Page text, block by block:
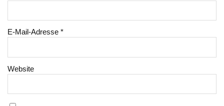
E-Mail-Adresse*
Website